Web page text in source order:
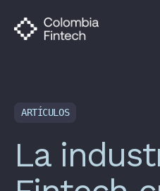
ARTÍCULOS
La